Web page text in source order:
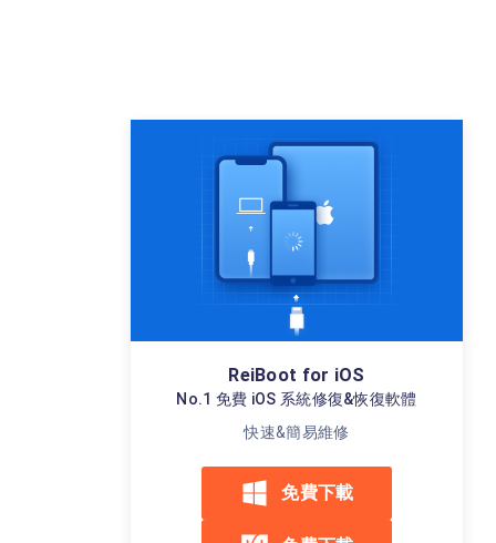
ReiBoot for iOS
No.1 免費 iOS 系統修復&恢復軟體
快速&簡易維修
免費下載